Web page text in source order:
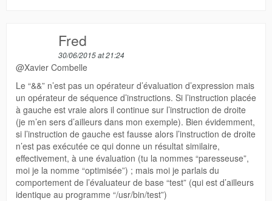
Fred
30/06/2015 at 21:24
@Xavier Combelle
Le “&&” n’est pas un opérateur d’évaluation d’expression mais
un opérateur de séquence d’instructions. Si l’instruction placée
à gauche est vraie alors il continue sur l’instruction de droite
(je m’en sers d’ailleurs dans mon exemple). Bien évidemment,
si l’instruction de gauche est fausse alors l’instruction de droite
n’est pas exécutée ce qui donne un résultat similaire,
effectivement, à une évaluation (tu la nommes “paresseuse”,
moi je la nomme “optimisée”) ; mais moi je parlais du
comportement de l’évaluateur de base “test” (qui est d’ailleurs
identique au programme “/usr/bin/test”)